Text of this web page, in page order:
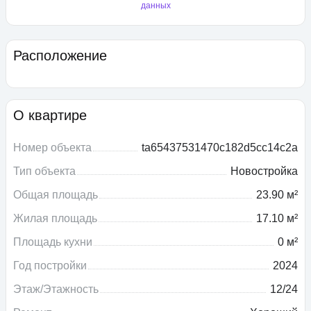
Расположение
О квартире
Номер объекта
ta65437531470c182d5cc14c2a
Тип объекта
Новостройка
Общая площадь
23.90 м²
Жилая площадь
17.10 м²
Площадь кухни
0 м²
Год постройки
2024
Этаж/Этажность
12/24
данных